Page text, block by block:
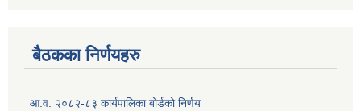
बैठकका निर्णयहरु
आ.व. २०८२-८३ कार्यपालिका बोर्डको निर्णय